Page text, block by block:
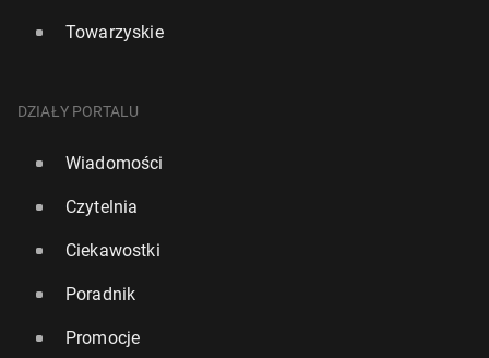
Towarzyskie
DZIAŁY PORTALU
Wiadomości
Czytelnia
Ciekawostki
Poradnik
Promocje